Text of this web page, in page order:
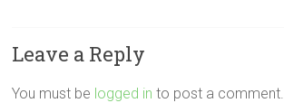
Leave a Reply
You must be logged in to post a comment.